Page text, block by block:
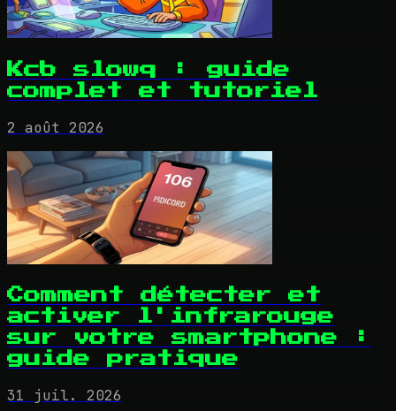
Kcb slowq : guide
complet et tutoriel
2 août 2026
Comment détecter et
activer l'infrarouge
sur votre smartphone :
guide pratique
31 juil. 2026